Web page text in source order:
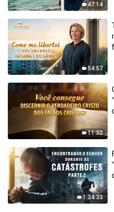
47:14
54:57
11:32
1:34:33